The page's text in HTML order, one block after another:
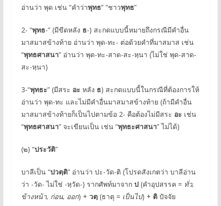
อ่านว่า พุด เช่น “คำว่าพุทธ” “ชาวพุทธ”
2- “พุทธ-” (มีขีดหลัง ธ-) สะกดแบบนี้หมายถึงกรณีมีคำอื่น
มาสมาสข้างท้าย อ่านว่า พุด-ทะ- ต่อด้วยคำที่มาสมาส เช่น
“พุทธศาสนา” อ่านว่า พุด-ทะ-สาด-สะ-หฺนา (ไม่ใช่ พุด-สาด-
สะ-หฺนา)
3-“พุทธะ” (มีสระ อะ หลัง ธ) สะกดแบบนี้ในกรณีที่ต้องการให้
อ่านว่า พุด-ทะ และไม่มีคำอื่นมาสมาสข้างท้าย (ถ้ามีคำอื่น
มาสมาสข้างท้ายก็เป็นไปตามข้อ 2- คือต้องไม่มีสระ อะ เช่น
“พุทธศาสนา” จะเขียนเป็น เช่น “พุทธะศาสนา” ไม่ได้)
(๒) “ประวัติ”
บาลีเป็น “ปวตฺติ” อ่านว่า ปะ-วัด-ติ (โปรดสังเกตว่า บาลีอ่าน
ว่า -วัด- ไม่ใช่ -หฺวัด-) รากศัพท์มาจาก ป(คำอุปสรรค = ทั่ว,
ข้างหน้า, ก่อน, ออก) + วตฺ(ธาตุ = เป็นไป) + ติปัจจัย